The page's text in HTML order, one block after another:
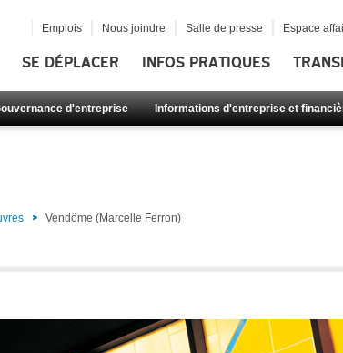
SE DÉPLACER INFOS PRATIQUES
d'entreprise Informations d'entreprise et
Emplois Nous joindre Salle de presse Espace
Vendôme (Marcelle Ferron)